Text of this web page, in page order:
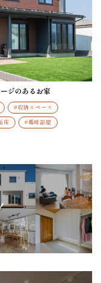
#全館空調の家
収納スペース
納
屋
ペース
#造作洗面
ジのあるお家
#収納スペース
床
#趣味部屋